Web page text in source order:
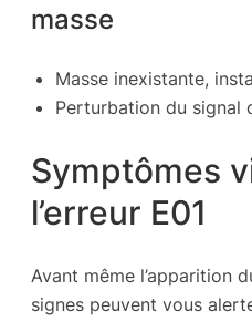
masse
Masse inexistante,
Perturbation du signal
Symptômes
l’erreur E01
Avant même l’apparition
signes peuvent vous